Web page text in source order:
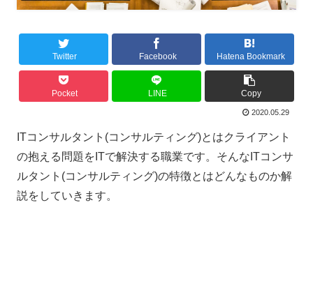
Twitter Facebook Hatena Bookmark
Pocket LINE Copy
2020.05.29
ITコンサルタント(コンサルティング)とはクライアント
の抱える問題をITで解決する職業です。そんなITコンサ
ルタント(コンサルティング)の特徴とはどんなものか解
説をしていきます。